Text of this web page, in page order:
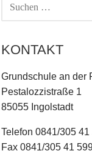
KONTAKT
Grundschule an der
Pestalozzistraße 1
85055 Ingolstadt
Telefon 0841/305 41
Fax 0841/305 41